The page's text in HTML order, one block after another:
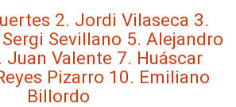
2. Jordi Vilaseca 3.
Sevillano 5. Alejandro
Juan Valente 7. Huáscar
Pizarro 10. Emiliano
Billordo